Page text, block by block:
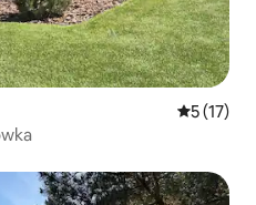
5 (17)